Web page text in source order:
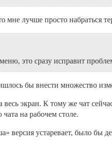
мне лучше просто набраться
это сразу исправит
бы внести множество
экран. К тому же чат
на рабочем столе.
версия устаревает, было бы